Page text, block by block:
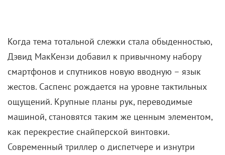
Когда тема тотальной слежки стала обыденностью,
Дэвид МакКензи добавил к привычному набору
смартфонов и спутников новую вводную – язык
жестов. Саспенс рождается на уровне тактильных
ощущений. Крупные планы рук, переводимые
машиной, становятся таким же ценным элементом,
как перекрестие снайперской винтовки.
Современный триллер о диспетчере и изнутри